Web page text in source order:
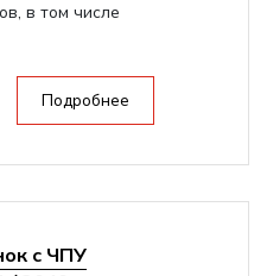
в том числе
Подробнее
с ЧПУ